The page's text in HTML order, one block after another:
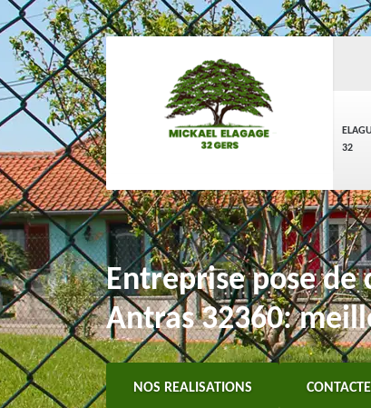
32
Entreprise pose
Antras 32360:
NOS REALISATIONS